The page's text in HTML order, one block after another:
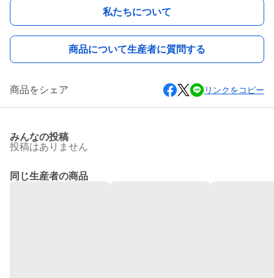
私たちについて
商品について生産者に質問する
商品をシェア リンクをコピー
みんなの投稿
投稿はありません
同じ生産者の商品